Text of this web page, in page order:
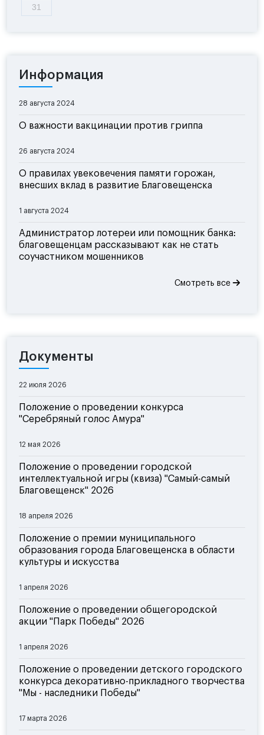
31
Информация
28 августа 2024
О важности вакцинации против гриппа
26 августа 2024
О правилах увековечения памяти горожан,
внесших вклад в развитие Благовещенска
1 августа 2024
Администратор лотереи или помощник банка:
благовещенцам рассказывают как не стать
соучастником мошенников
Смотреть все
Документы
22 июля 2026
Положение о проведении конкурса
"Серебряный голос Амура"
12 мая 2026
Положение о проведении городской
интеллектуальной игры (квиза) "Самый-самый
Благовещенск" 2026
18 апреля 2026
Положение о премии муниципального
образования города Благовещенска в области
культуры и искусства
1 апреля 2026
Положение о проведении общегородской
акции "Парк Победы" 2026
1 апреля 2026
Положение о проведении детского городского
конкурса декоративно-прикладного творчества
"Мы - наследники Победы"
17 марта 2026